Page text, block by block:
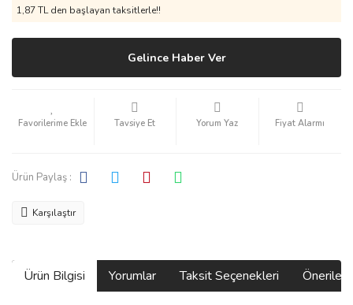
1,87 TL den başlayan taksitlerle!!
Gelince Haber Ver
Tavsiye Et Yorum Yaz Fiyat Alarmı
Ürün Paylaş :
Karşılaştır
Ürün Bilgisi Yorumlar Taksit Seçenekleri